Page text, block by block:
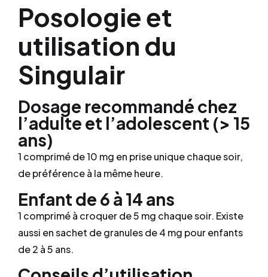
Posologie et
utilisation du
Singulair
Dosage recommandé chez
l’adulte et l’adolescent (> 15
ans)
1 comprimé de 10 mg en prise unique chaque soir,
de préférence à la même heure.
Enfant de 6 à 14 ans
1 comprimé à croquer de 5 mg chaque soir. Existe
aussi en sachet de granules de 4 mg pour enfants
de 2 à 5 ans.